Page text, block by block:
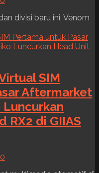
divisi baru ini, Venom
SIM
Aftermarket
Luncurkan
RX2 di GIIAS
0